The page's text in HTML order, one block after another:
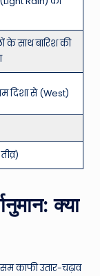
के साथ बारिश की
दिशा से (West)
क्या
काफी उतार-चढ़ाव